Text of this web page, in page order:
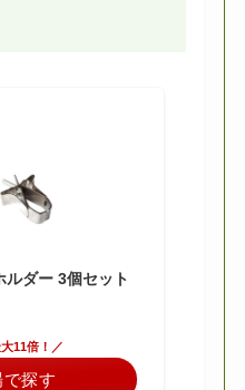
ダー 3個セット
11倍！／
探す